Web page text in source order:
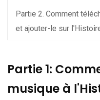
Partie 2. Comment
et ajouter-le sur
Partie 1:
musique à